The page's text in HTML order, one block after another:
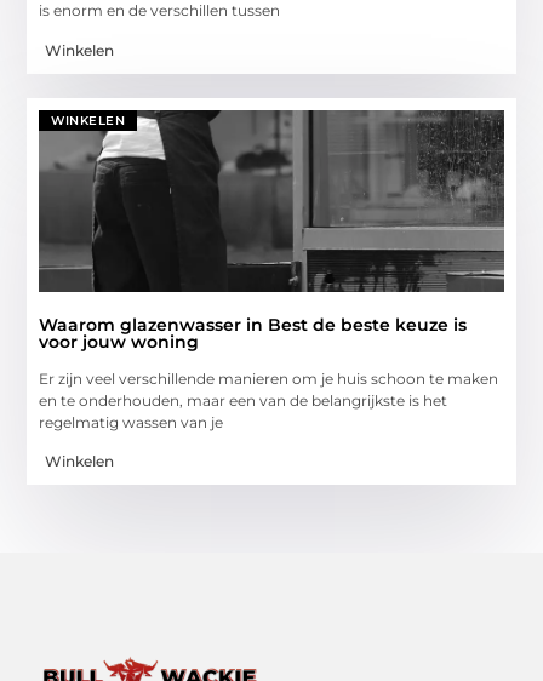
is enorm en de verschillen tussen
Winkelen
WINKELEN
Waarom glazenwasser in Best de beste keuze is
voor jouw woning
Er zijn veel verschillende manieren om je huis schoon te maken
en te onderhouden, maar een van de belangrijkste is het
regelmatig wassen van je
Winkelen